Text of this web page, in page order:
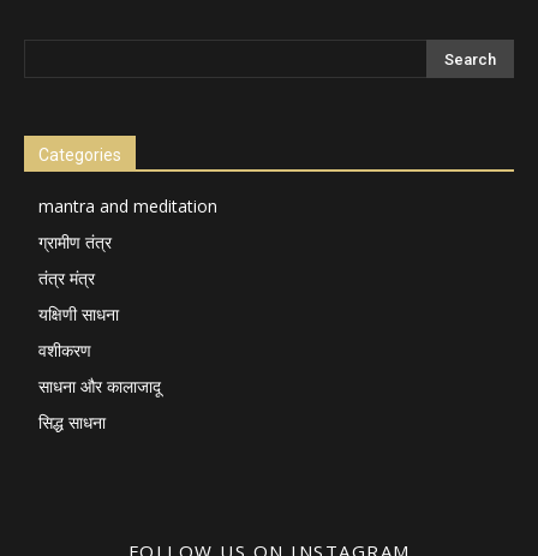
Categories
mantra and meditation
ग्रामीण तंत्र
तंत्र मंत्र
यक्षिणी साधना
वशीकरण
साधना और कालाजादू
सिद्ध साधना